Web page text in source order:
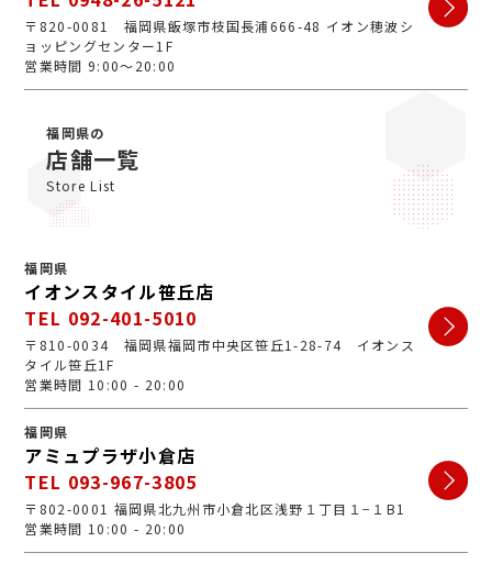
〒820-0081 福岡県飯塚市枝国長浦666-48 イオン穂波シ
ョッピングセンター1F
営業時間 9:00～20:00
福岡県の
店舗一覧
Store List
福岡県
イオンスタイル笹丘店
TEL 092-401-5010
〒810-0034 福岡県福岡市中央区笹丘1-28-74 イオンス
タイル笹丘1F
営業時間 10:00 - 20:00
福岡県
アミュプラザ小倉店
TEL 093-967-3805
〒802-0001 福岡県北九州市小倉北区浅野１丁目１−１B1
営業時間 10:00 - 20:00